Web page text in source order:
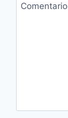
Comentario